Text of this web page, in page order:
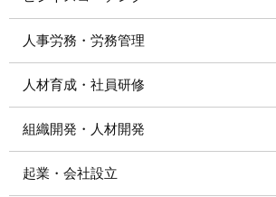
人事労務・労務管理
人材育成・社員研修
組織開発・人材開発
起業・会社設立